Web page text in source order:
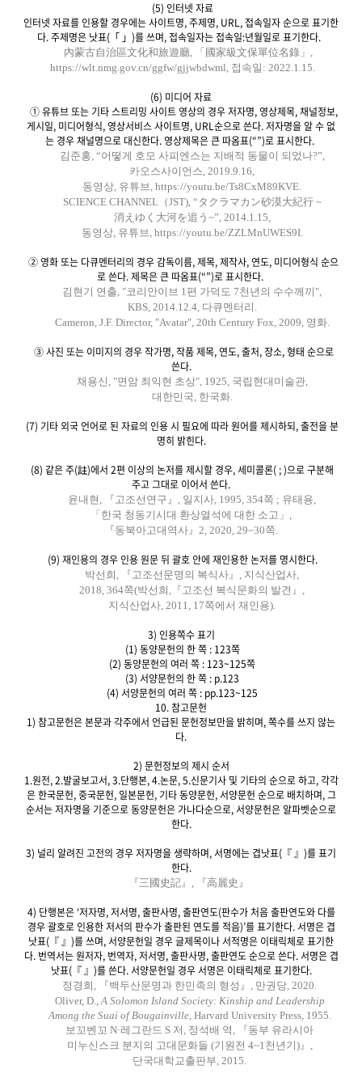
(5) 인터넷 자료
인터넷 자료를 인용할 경우에는 사이트명, 주제명, URL, 접속일자 순으로 표기한
다. 주제명은 낫표(「 」)를 쓰며, 접속일자는 접속일:년월일로 표기한다.
內蒙古自治區文化和旅遊廳, 「國家級文保單位名錄」,
https://wlt.nmg.gov.cn/ggfw/gjjwbdwml, 접속일: 2022.1.15.
(6) 미디어 자료
① 유튜브 또는 기타 스트리밍 사이트 영상의 경우 저자명, 영상제목, 채널정보,
게시일, 미디어형식, 영상서비스 사이트명, URL순으로 쓴다. 저자명을 알 수 없
는 경우 채널명으로 대신한다. 영상제목은 큰 따옴표(“”)로 표시한다.
김준홍, “어떻게 호모 사피엔스는 지배적 동물이 되었나?”,
카오스사이언스, 2019.9.16,
동영상, 유튜브, https://youtu.be/Ts8CxM89KVE.
SCIENCE CHANNEL（JST), “タクラマカン砂漠大紀行 ~
消えゆく大河を追う~”, 2014.1.15,
동영상, 유튜브, https://youtu.be/ZZLMnUWES9I.
② 영화 또는 다큐멘터리의 경우 감독이름, 제목, 제작사, 연도, 미디어형식 순으
로 쓴다. 제목은 큰 따옴표(“”)로 표시한다.
김현기 연출, "코리안이브 1편 가덕도 7천년의 수수께끼",
KBS, 2014.12.4, 다큐멘터리.
Cameron, J.F. Director, "Avatar", 20th Century Fox, 2009, 영화.
③ 사진 또는 이미지의 경우 작가명, 작품 제목, 연도, 출처, 장소, 형태 순으로
쓴다.
채용신, "면암 최익현 초상", 1925, 국립현대미술관,
대한민국, 한국화.
(7) 기타 외국 언어로 된 자료의 인용 시 필요에 따라 원어를 제시하되, 출전을 분
명히 밝힌다.
(8) 같은 주(註)에서 2편 이상의 논저를 제시할 경우, 세미콜론( ; )으로 구분해
주고 그대로 이어서 쓴다.
윤내현, 『고조선연구』, 일지사, 1995, 354쪽 ; 유태용,
「한국 청동기시대 환상열석에 대한 소고」,
『동북아고대역사』2, 2020, 29~30쪽.
(9) 재인용의 경우 인용 원문 뒤 괄호 안에 재인용한 논저를 명시한다.
박선희, 『고조선문명의 복식사』, 지식산업사,
2018, 364쪽(박선희,『고조선 복식문화의 발견』,
지식산업사, 2011, 17쪽에서 재인용).
3) 인용쪽수 표기
(1) 동양문헌의 한 쪽 : 123쪽
(2) 동양문헌의 여러 쪽 : 123~125쪽
(3) 서양문헌의 한 쪽 : p.123
(4) 서양문헌의 여러 쪽 : pp.123~125
10. 참고문헌
1) 참고문헌은 본문과 각주에서 언급된 문헌정보만을 밝히며, 쪽수를 쓰지 않는
다.
2) 문헌정보의 제시 순서
1.원전, 2.발굴보고서, 3.단행본, 4.논문, 5.신문기사 및 기타의 순으로 하고, 각각
은 한국문헌, 중국문헌, 일본문헌, 기타 동양문헌, 서양문헌 순으로 배치하며, 그
순서는 저자명을 기준으로 동양문헌은 가나다순으로, 서양문헌은 알파벳순으로
한다.
3) 널리 알려진 고전의 경우 저자명을 생략하며, 서명에는 겹낫표(『 』)를 표기
한다.
『三國史記』, 『高麗史』
4) 단행본은 ‘저자명, 저서명, 출판사명, 출판연도(판수가 처음 출판연도와 다를
경우 괄호로 인용한 저서의 판수가 출판된 연도를 적음)’를 표기한다. 서명은 겹
낫표(『 』)를 쓰며, 서양문헌일 경우 글제목이나 서적명은 이태릭체로 표기한
다. 번역서는 원저자, 번역자, 저서명, 출판사명, 출판연도 순으로 쓴다. 서명은 겹
낫표(『 』)를 쓴다. 서양문헌일 경우 서명은 이태릭체로 표기한다.
정경희, 『백두산문명과 한민족의 형성』, 만권당, 2020.
Oliver, D.,A Solomon Island Society: Kinship and Leadership
Among the Suai of Bougainville,Harvard University Press, 1955.
보꼬벤꼬 N·레그란드 S 저, 정석배 역, 『동부 유라시아
미누신스크 분지의 고대문화들 (기원전 4~1천년기)』,
단국대학교출판부, 2015.